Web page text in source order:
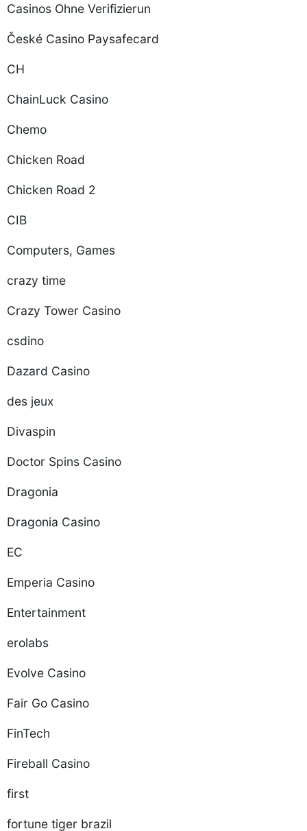
Casinos Ohne Verifizierun
České Casino Paysafecard
CH
ChainLuck Casino
Chemo
Chicken Road
Chicken Road 2
CIB
Computers, Games
crazy time
Crazy Tower Сasino
csdino
Dazard Casino
des jeux
Divaspin
Doctor Spins Casino
Dragonia
Dragonia Casino
EC
Emperia Casino
Entertainment
erolabs
Evolve Casino
Fair Go Casino
FinTech
Fireball Casino
first
fortune tiger brazil